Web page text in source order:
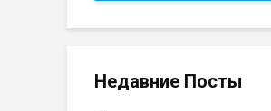
Недавние Посты